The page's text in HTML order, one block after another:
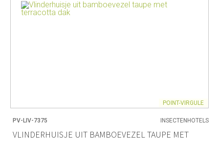
POINT-VIRGULE
PV-LIV-7375 INSECTENHOTELS
VLINDERHUISJE UIT BAMBOEVEZEL TAUPE MET